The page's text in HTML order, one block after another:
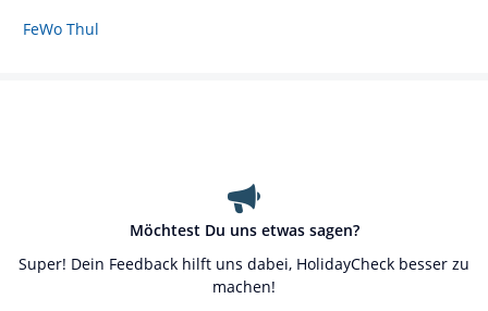
FeWo Thul
Möchtest Du uns etwas sagen?
Super! Dein Feedback hilft uns dabei, HolidayCheck besser zu
machen!